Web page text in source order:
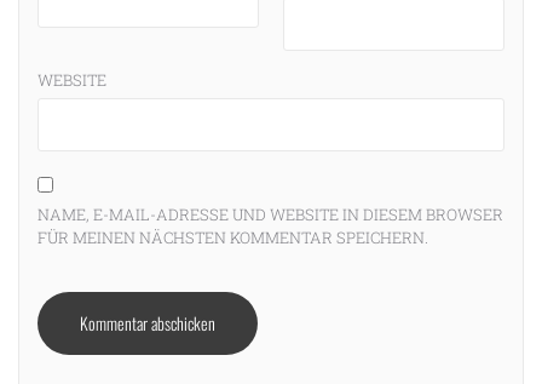
WEBSITE
NAME, E-MAIL-ADRESSE UND WEBSITE IN DIESEM BROWSER
FÜR MEINEN NÄCHSTEN KOMMENTAR SPEICHERN.